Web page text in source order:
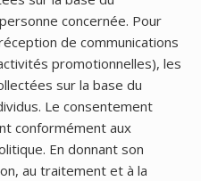
concernée. Pour
de communications
promotionnelles), les
sur la base du
Le consentement
conformément aux
En donnant son
au traitement et à la